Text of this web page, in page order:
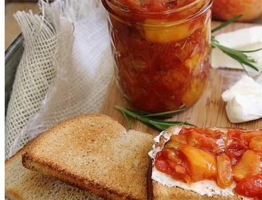
Стильный Маникюр В Клетку
Мясной Рулет С Соевым Соусом И
Кунжутом